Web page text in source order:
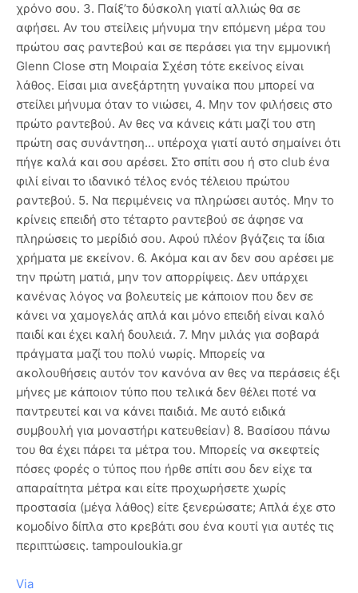
χρόνο σου. 3. Παίξ’το δύσκολη γιατί αλλιώς θα σε
αφήσει. Αν του στείλεις μήνυμα την επόμενη μέρα του
πρώτου σας ραντεβού και σε περάσει για την εμμονική
Glenn Close στη Μοιραία Σχέση τότε εκείνος είναι
λάθος. Είσαι μια ανεξάρτητη γυναίκα που μπορεί να
στείλει μήνυμα όταν το νιώσει, 4. Μην τον φιλήσεις στο
πρώτο ραντεβού. Αν θες να κάνεις κάτι μαζί του στη
πρώτη σας συνάντηση… υπέροχα γιατί αυτό σημαίνει ότι
πήγε καλά και σου αρέσει. Στο σπίτι σου ή στο club ένα
φιλί είναι το ιδανικό τέλος ενός τέλειου πρώτου
ραντεβού. 5. Να περιμένεις να πληρώσει αυτός. Μην το
κρίνεις επειδή στο τέταρτο ραντεβού σε άφησε να
πληρώσεις το μερίδιό σου. Αφού πλέον βγάζεις τα ίδια
χρήματα με εκείνον. 6. Ακόμα και αν δεν σου αρέσει με
την πρώτη ματιά, μην τον απορρίψεις. Δεν υπάρχει
κανένας λόγος να βολευτείς με κάποιον που δεν σε
κάνει να χαμογελάς απλά και μόνο επειδή είναι καλό
παιδί και έχει καλή δουλειά. 7. Μην μιλάς για σοβαρά
πράγματα μαζί του πολύ νωρίς. Μπορείς να
ακολουθήσεις αυτόν τον κανόνα αν θες να περάσεις έξι
μήνες με κάποιον τύπο που τελικά δεν θέλει ποτέ να
παντρευτεί και να κάνει παιδιά. Με αυτό ειδικά
συμβουλή για μοναστήρι κατευθείαν) 8. Βασίσου πάνω
του θα έχει πάρει τα μέτρα του. Μπορείς να σκεφτείς
πόσες φορές ο τύπος που ήρθε σπίτι σου δεν είχε τα
απαραίτητα μέτρα και είτε προχωρήσετε χωρίς
προστασία (μέγα λάθος) είτε ξενερώσατε; Απλά έχε στο
κομοδίνο δίπλα στο κρεβάτι σου ένα κουτί για αυτές τις
περιπτώσεις. tampouloukia.gr
Via